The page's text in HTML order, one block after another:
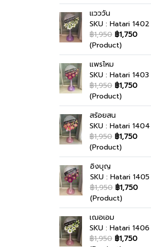
แวววัน
SKU : Hatari 1402
฿1,950 ฿1,750
(Product)
แพรไหม
SKU : Hatari 1403
฿1,950 ฿1,750
(Product)
สร้อยสน
SKU : Hatari 1404
฿1,950 ฿1,750
(Product)
อิงบุญ
SKU : Hatari 1405
฿1,950 ฿1,750
(Product)
เฌอเอม
SKU : Hatari 1406
฿1,950 ฿1,750